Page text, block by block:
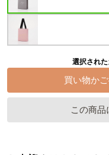
選択され
この商